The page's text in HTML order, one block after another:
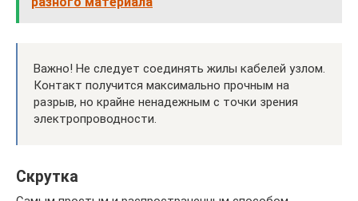
Важно! Не следует соединять жилы кабелей узлом.
Контакт получится максимально прочным на
разрыв, но крайне ненадежным с точки зрения
электропроводности.
Скрутка